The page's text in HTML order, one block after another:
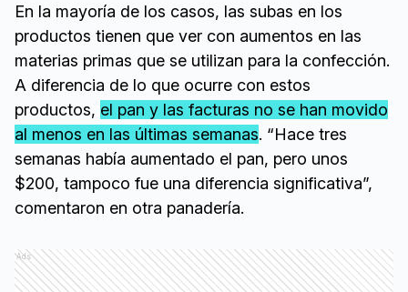
En la mayoría de los casos, las subas en los
productos tienen que ver con aumentos en las
materias primas que se utilizan para la confección.
A diferencia de lo que ocurre con estos
productos, el pan y las facturas no se han movido
al menos en las últimas semanas. “Hace tres
semanas había aumentado el pan, pero unos
$200, tampoco fue una diferencia significativa”,
comentaron en otra panadería.
Ads